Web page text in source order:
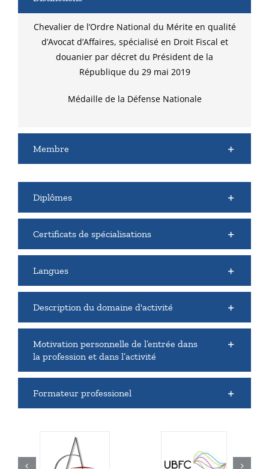
Chevalier de l’Ordre National du Mérite en qualité
d’Avocat d’Affaires, spécialisé en Droit Fiscal et
douanier par décret du Président de la
République du 29 mai 2019
Médaille de la Défense Nationale
Membre
Diplômes
Certificats de spécialisations
Langues
Description du domaine d'activité
Motivation personnelle de l’entrée dans
la profession et dans l’activité
Formateur professionel